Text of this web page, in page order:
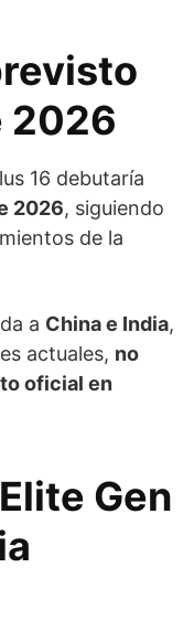
2026
16 debutaría
2026, siguiendo
de la
a China e India,
actuales, no
oficial en
Gen